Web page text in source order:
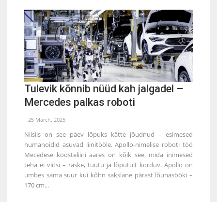
Tulevik kõnnib nüüd kah jalgadel –
Mercedes palkas roboti
25 March, 2025
Niisiis on see päev lõpuks kätte jõudnud – esimesed
humanoidid asuvad liinitööle. Apollo-nimelise roboti töö
Mecedese koosteliini ääres on kõik see, mida inimesed
teha ei viitsi – raske, tüütu ja lõputult korduv. Apollo on
umbes sama suur kui kõhn sakslane pärast lõunasööki –
170 cm...